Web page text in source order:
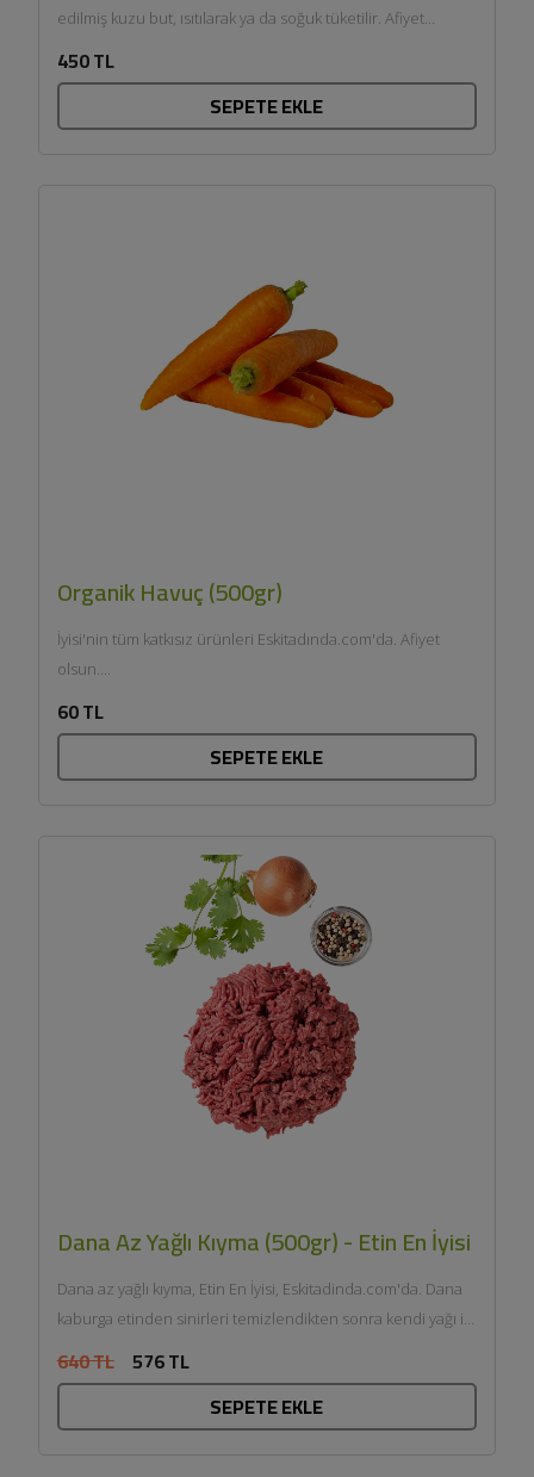
edilmiş kuzu but, ısıtılarak ya da soğuk tüketilir. Afiyet
450 TL
SEPETE EKLE
Organik Havuç (500gr)
İyisi'nin tüm katkısız ürünleri Eskitadında.com'da. Afiyet
olsun....
60 TL
SEPETE EKLE
Dana Az Yağlı Kıyma (500gr) - Etin En İyisi
Dana az yağlı kıyma, Etin En İyisi, Eskitadinda.com'da. Dana
kaburga etinden sinirleri temizlendikten sonra kendi yağı ile
640 TL 576 TL
SEPETE EKLE